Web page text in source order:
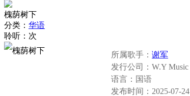
槐荫树下
分类： 华语
聆听： 次
所属歌手： 谢军
发行公司： W.Y Music
语言： 国语
发布时间： 2025-07-24